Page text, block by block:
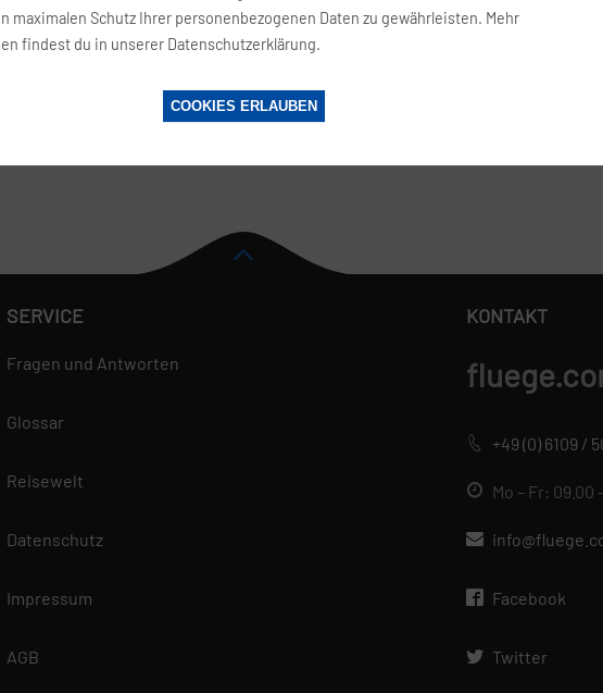
15. Okt. 2026
maximalen Schutz Ihrer personenbezogenen Daten zu gewährleisten. Mehr
findest du in unserer Datenschutzerklärung.
COOKIES ERLAUBEN
SERVICE
Fragen und Antworten
Glossar
Reisewelt
Datenschutz
Impressum
AGB
KONTAKT
+49 (0) 6109 /
Mo – Fr: 09.00
Facebook
Twitter